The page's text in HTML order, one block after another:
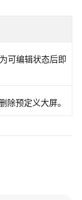
可编辑状态后即
除预定义大屏。